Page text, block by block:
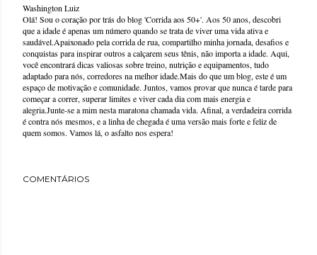
Washington Luiz
Olá! Sou o coração por trás do blog 'Corrida aos 50+'. Aos 50 anos, descobri
que a idade é apenas um número quando se trata de viver uma vida ativa e
saudável.Apaixonado pela corrida de rua, compartilho minha jornada, desafios e
conquistas para inspirar outros a calçarem seus tênis, não importa a idade. Aqui,
você encontrará dicas valiosas sobre treino, nutrição e equipamentos, tudo
adaptado para nós, corredores na melhor idade.Mais do que um blog, este é um
espaço de motivação e comunidade. Juntos, vamos provar que nunca é tarde para
começar a correr, superar limites e viver cada dia com mais energia e
alegria.Junte-se a mim nesta maratona chamada vida. Afinal, a verdadeira corrida
é contra nós mesmos, e a linha de chegada é uma versão mais forte e feliz de
quem somos. Vamos lá, o asfalto nos espera!
COMENTÁRIOS